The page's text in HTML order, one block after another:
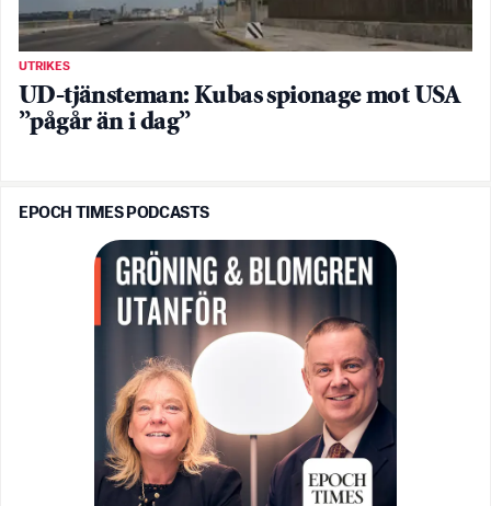
UTRIKES
UD-tjänsteman: Kubas spionage mot USA
”pågår än i dag”
EPOCH TIMES PODCASTS